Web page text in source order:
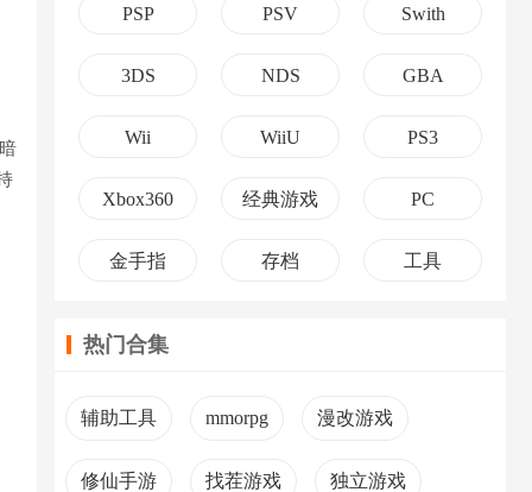
PSP PSV Swith
3DS NDS GBA
Wii WiiU PS3
Xbox360 经典游戏 PC
金手指 存档 工具
热门合集
辅助工具 mmorpg 漫改游戏
修仙手游 找茬游戏 独立游戏